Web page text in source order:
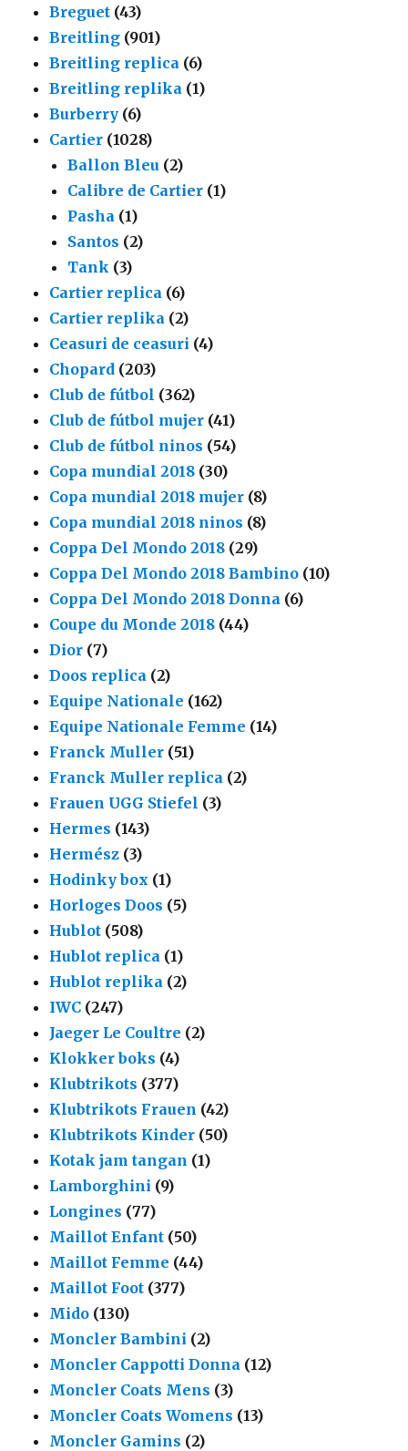
Breguet (43)
Breitling (901)
Breitling replica (6)
Breitling replika (1)
Burberry (6)
Cartier (1028)
Ballon Bleu (2)
Calibre de Cartier (1)
Pasha (1)
Santos (2)
Tank (3)
Cartier replica (6)
Cartier replika (2)
Ceasuri de ceasuri (4)
Chopard (203)
Club de fútbol (362)
Club de fútbol mujer (41)
Club de fútbol ninos (54)
Copa mundial 2018 (30)
Copa mundial 2018 mujer (8)
Copa mundial 2018 ninos (8)
Coppa Del Mondo 2018 (29)
Coppa Del Mondo 2018 Bambino (10)
Coppa Del Mondo 2018 Donna (6)
Coupe du Monde 2018 (44)
Dior (7)
Doos replica (2)
Equipe Nationale (162)
Equipe Nationale Femme (14)
Franck Muller (51)
Franck Muller replica (2)
Frauen UGG Stiefel (3)
Hermes (143)
Hermész (3)
Hodinky box (1)
Horloges Doos (5)
Hublot (508)
Hublot replica (1)
Hublot replika (2)
IWC (247)
Jaeger Le Coultre (2)
Klokker boks (4)
Klubtrikots (377)
Klubtrikots Frauen (42)
Klubtrikots Kinder (50)
Kotak jam tangan (1)
Lamborghini (9)
Longines (77)
Maillot Enfant (50)
Maillot Femme (44)
Maillot Foot (377)
Mido (130)
Moncler Bambini (2)
Moncler Cappotti Donna (12)
Moncler Coats Mens (3)
Moncler Coats Womens (13)
Moncler Gamins (2)